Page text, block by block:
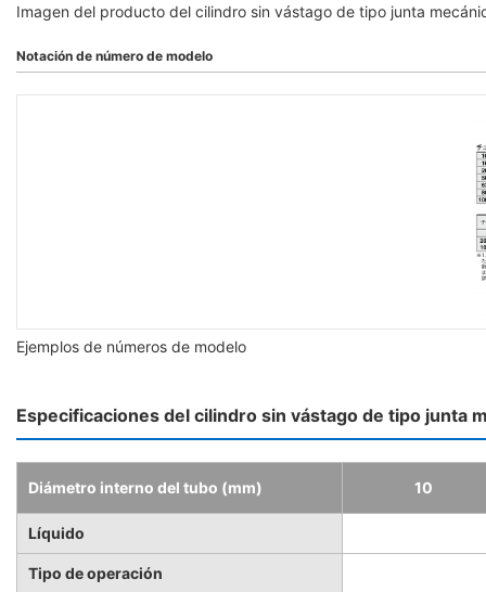
Imagen del producto del cilindro sin vástago de tipo junta
Notación de número de modelo
Ejemplos de números de modelo
Especificaciones del cilindro sin vástago de tipo junta
Diámetro interno del tubo (mm) 10
Líquido
Tipo de operación